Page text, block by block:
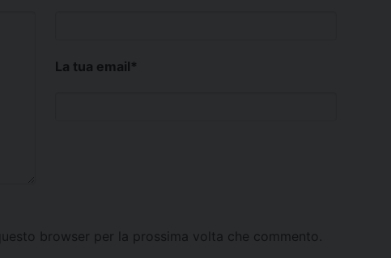
La tua email*
browser per la prossima volta che commento.